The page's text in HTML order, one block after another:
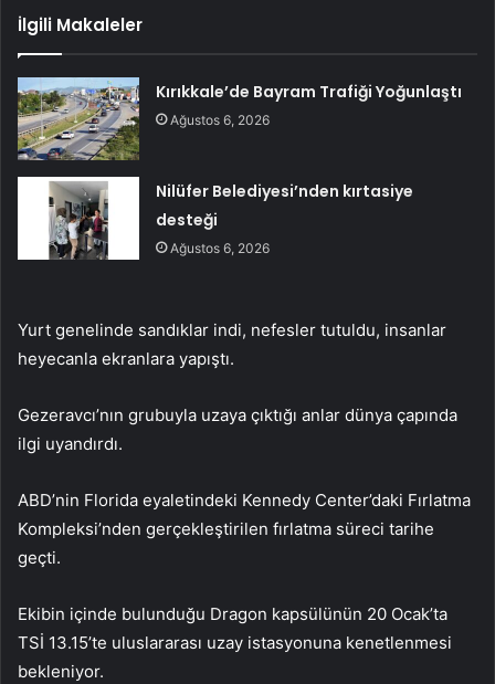
İlgili Makaleler
Kırıkkale’de Bayram Trafiği Yoğunlaştı
Ağustos 6, 2026
Nilüfer Belediyesi’nden kırtasiye
desteği
Ağustos 6, 2026
Yurt genelinde sandıklar indi, nefesler tutuldu, insanlar
heyecanla ekranlara yapıştı.
Gezeravcı’nın grubuyla uzaya çıktığı anlar dünya çapında
ilgi uyandırdı.
ABD’nin Florida eyaletindeki Kennedy Center’daki Fırlatma
Kompleksi’nden gerçekleştirilen fırlatma süreci tarihe
geçti.
Ekibin içinde bulunduğu Dragon kapsülünün 20 Ocak’ta
TSİ 13.15’te uluslararası uzay istasyonuna kenetlenmesi
bekleniyor.